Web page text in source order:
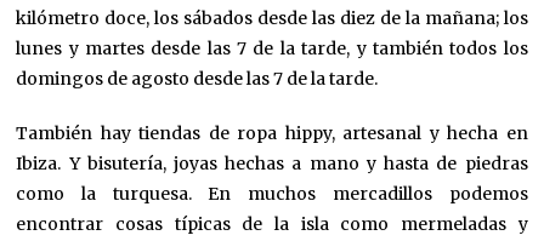
kilómetro doce, los sábados desde las diez de la mañana; los
lunes y martes desde las 7 de la tarde, y también todos los
domingos de agosto desde las 7 de la tarde.
También hay tiendas de ropa hippy, artesanal y hecha en
Ibiza. Y bisutería, joyas hechas a mano y hasta de piedras
como la turquesa. En muchos mercadillos podemos
encontrar cosas típicas de la isla como mermeladas y